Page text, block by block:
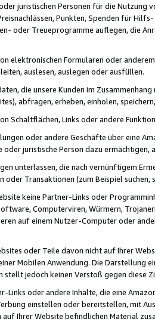
juristischen Personen für die Nutzung
Punkten, Spenden für
oder Treueprogramme auflegen, die
elektronischen Formularen oder
auslesen, auslegen oder ausfüllen.
die unsere Kunden im
abfragen, erheben, einholen,
Schaltflächen, Links oder andere
oder andere Geschäfte über eine
oder juristische Person dazu
unterlassen, die nach vernünftigem
oder Transaktionen (zum Beispiel
keine Partner-Links oder
Computerviren, Würmern,
auf einem Nutzer-Computer oder
oder Teile davon nicht auf Ihrer
Mobilen Anwendung. Die Darstellung
stellt jedoch keinen Verstoß gegen diese
Links oder andere Inhalte, die eine
einstellen oder bereitstellen, mit
Ihrer Website befindlichen Material